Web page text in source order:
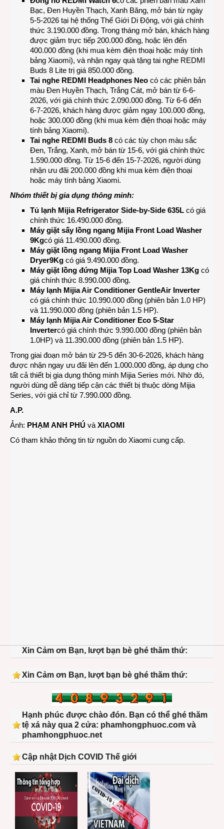
Bạc, Đen Huyền Thạch, Xanh Băng, mở bán từ ngày
5-5-2026 tại hệ thống Thế Giới Di Động, với giá chính
thức 3.190.000 đồng. Trong tháng mở bán, khách hàng
được giảm trực tiếp 200.000 đồng, hoặc lên đến
400.000 đồng (khi mua kèm điện thoại hoặc máy tính
bảng Xiaomi), và nhận ngay quà tặng tai nghe REDMI
Buds 8 Lite trị giá 850.000 đồng.
Tai nghe REDMI Headphones Neo có các phiên bản
màu Đen Huyền Thạch, Trắng Cát, mở bán từ 6-6-
2026, với giá chính thức 2.090.000 đồng. Từ 6-6 đến
6-7-2026, khách hàng được giảm ngay 100.000 đồng,
hoặc 300.000 đồng (khi mua kèm điện thoại hoặc máy
tính bảng Xiaomi).
Tai nghe REDMI Buds 8 có các tùy chọn màu sắc
Đen, Trắng, Xanh, mở bán từ 15-6, với giá chính thức
1.590.000 đồng. Từ 15-6 đến 15-7-2026, người dùng
nhận ưu đãi 200.000 đồng khi mua kèm điện thoại
hoặc máy tính bảng Xiaomi.
Nhóm thiết bị gia dụng thông minh:
Tủ lạnh Mijia Refrigerator Side-by-Side 635L có giá
chính thức 16.490.000 đồng.
Máy giặt sấy lồng ngang Mijia Front Load Washer
9Kgcó giá 11.490.000 đồng.
Máy giặt lồng ngang Mijia Front Load Washer
Dryer9Kg có giá 9.490.000 đồng.
Máy giặt lồng đứng Mijia Top Load Washer 13Kg có
giá chính thức 8.990.000 đồng.
Máy lạnh Mijia Air Conditioner GentleAir Inverter
có giá chính thức 10.990.000 đồng (phiên bản 1.0 HP)
và 11.990.000 đồng (phiên bản 1.5 HP).
Máy lạnh Mijia Air Conditioner Eco 5-Star
Invertercó giá chính thức 9.990.000 đồng (phiên bản
1.0HP) và 11.390.000 đồng (phiên bản 1.5 HP).
Trong giai đoạn mở bán từ 29-5 đến 30-6-2026, khách hàng
được nhận ngay ưu đãi lên đến 1.000.000 đồng, áp dụng cho
tất cả thiết bị gia dụng thông minh Mijia Series mới. Nhờ đó,
người dùng dễ dàng tiếp cận các thiết bị thuộc dòng Mijia
Series, với giá chỉ từ 7.990.000 đồng.
A.P.
Ảnh: PHẠM ANH PHÚ và XIAOMI
Có tham khảo thông tin từ nguồn do Xiaomi cung cấp.
Xin Cảm ơn Bạn, lượt bạn bè ghé thăm thứ:
Xin Cảm ơn Bạn, lượt bạn bè ghé thăm thứ:
Hạnh phúc được chào đón. Bạn có thể ghé thăm
tệ xá này qua 2 cửa: phamhongphuoc.com và
phamhongphuoc.net
Cập nhật Dịch COVID Thế giới